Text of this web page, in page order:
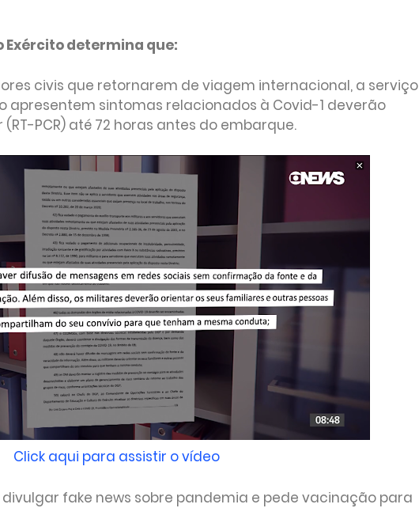
Exército determina que:
civis que retornarem de viagem internacional, a serviço
apresentem sintomas relacionados à Covid-1 deverão
PCR) até 72 horas antes do embarque.
Click aqui para assistir o vídeo
fake news sobre pandemia e pede vacinação para